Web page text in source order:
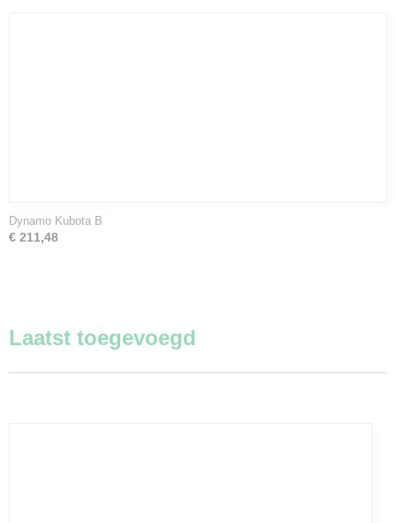
Dynamo Kubota B
€ 211,48
Laatst toegevoegd